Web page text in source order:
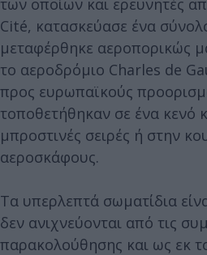
Cité, κατασκεύασε ένα
μεταφέρθηκε αεροπορικώς
το αεροδρόμιο Charles de
προς ευρωπαϊκούς
τοποθετήθηκαν σε ένα κενό
μπροστινές σειρές ή στην
αεροσκάφους.
Τα υπερλεπτά σωματίδια
δεν ανιχνεύονται από τις
παρακολούθησης και ως εκ